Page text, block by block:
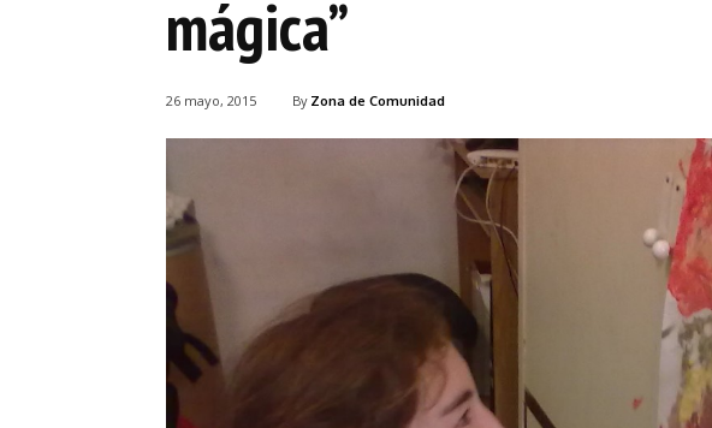
mágica”
26 mayo, 2015 By Zona de Comunidad